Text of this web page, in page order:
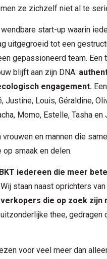
ze zichzelf niet al te
start-up waarin
uitgegroeid tot een
gepassioneerd team. Een
blijft aan zijn DNA:
engagement.
Justine, Louis, Géraldine,
Momo, Estelle, Tasha en
vrouwen en mannen die
smaak en delen.
iedereen die meer
Wij staan naast oprichters van
die op zoek zijn
thee, gedragen
voor veel meer dan